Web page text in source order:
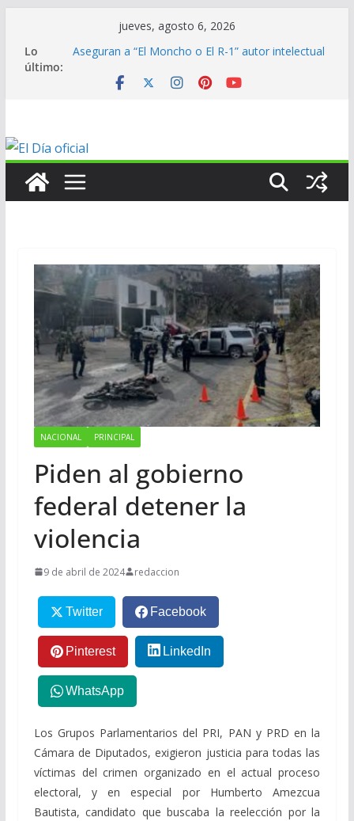
contenido
jueves, agosto 6, 2026
Lo
último:
Aseguran a “El Moncho o El R-1” autor intelectual
En mantenimiento…
Centroamericanos
NACIONAL PRINCIPAL
Piden al gobierno
federal detener la
violencia
9 de abril de 2024 redaccion
Twitter Facebook
Pinterest LinkedIn
WhatsApp
Los Grupos Parlamentarios del PRI, PAN y PRD en la
Cámara de Diputados, exigieron justicia para todas las
víctimas del crimen organizado en el actual proceso
electoral, y en especial por Humberto Amezcua
Bautista, candidato que buscaba la reelección por la